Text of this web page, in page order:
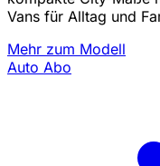
Vans für Alltag und
Mehr zum Modell
Auto Abo